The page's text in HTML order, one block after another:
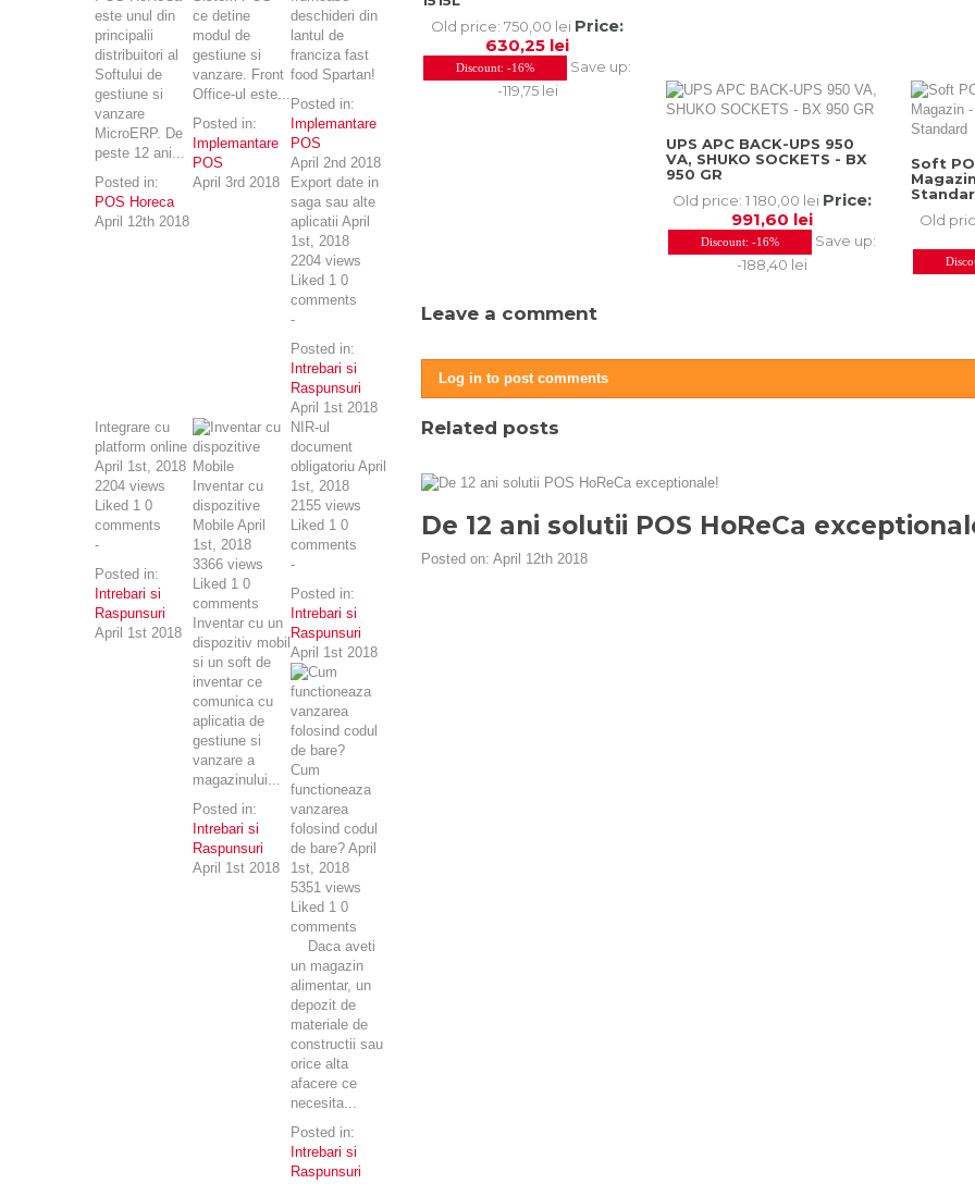
este unul din
principalii
distribuitori al
Softului de
gestiune si
vanzare
MicroERP. De
peste 12 ani...
Posted in:
POS Horeca
April 12th 2018
ce detine
modul de
gestiune si
vanzare. Front
Office-ul este...
Posted in:
Implemantare
POS
April 3rd 2018
deschideri din
lantul de
franciza fast
food Spartan!
Posted in:
Implemantare
POS
April 2nd 2018
Export date in
saga sau alte
aplicatii April
1st, 2018
2204 views
Liked 1 0
comments
-
Posted in:
Intrebari si
Raspunsuri
April 1st 2018
Integrare cu
platform online
April 1st, 2018
2204 views
Liked 1 0
comments
-
Posted in:
Intrebari si
Raspunsuri
April 1st 2018
Inventar cu
dispozitive
Mobile April
1st, 2018
3366 views
Liked 1 0
comments
Inventar cu un
dispozitiv mobil
si un soft de
inventar ce
comunica cu
aplicatia de
gestiune si
vanzare a
magazinului...
Posted in:
Intrebari si
Raspunsuri
April 1st 2018
NIR-ul
document
obligatoriu April
1st, 2018
2155 views
Liked 1 0
comments
-
Posted in:
Intrebari si
Raspunsuri
April 1st 2018
Cum
functioneaza
vanzarea
folosind codul
de bare? April
1st, 2018
5351 views
Liked 1 0
comments
Daca aveti
un magazin
alimentar, un
depozit de
materiale de
constructii sau
orice alta
afacere ce
necesita...
Posted in:
Intrebari si
Raspunsuri
Old price: 750,00 lei Price:
630,25 lei
Discount: -16%
Save up:
-119,75 lei
UPS APC BACK-UPS 950
VA, SHUKO SOCKETS - BX
950 GR
Old price: 1 180,00 lei Price:
991,60 lei
Discount: -16%
Save up:
-188,40 lei
Soft
Old
Leave a comment
Log in to post comments
Related posts
De 12 ani solutii POS HoReCa
Posted on: April 12th 2018